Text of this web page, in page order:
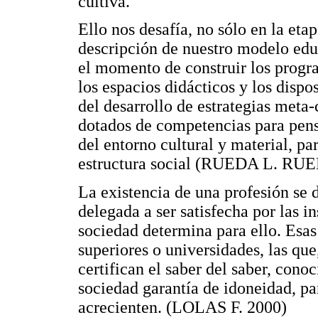
Ello nos desafía, no sólo en la
descripción de nuestro modelo
el momento de construir los
los espacios didácticos y los
del desarrollo de estrategias
dotados de competencias para
del entorno cultural y material,
estructura social (RUEDA L.
La existencia de una profesión se
delegada a ser satisfecha por las
sociedad determina para ello.
superiores o universidades, las
certifican el saber del saber,
sociedad garantía de idoneidad,
acrecienten. (LOLAS F. 2000)